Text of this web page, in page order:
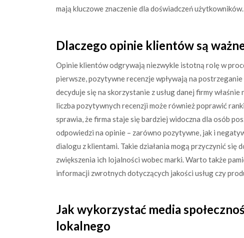
mają kluczowe znaczenie dla doświadczeń użytkowników.
Dlaczego opinie klientów są
Opinie klientów odgrywają niezwykle istotną rolę w
pierwsze, pozytywne recenzje wpływają na
decyduje się na skorzystanie z usług danej firmy
liczba pozytywnych recenzji może również poprawić
sprawia, że firma staje się bardziej widoczna dla osób
odpowiedzi na opinie – zarówno pozytywne, jak i
dialogu z klientami. Takie działania mogą przyczynić się
zwiększenia ich lojalności wobec marki. Warto także
informacji zwrotnych dotyczących jakości usług czy
Jak wykorzystać media
lokalnego